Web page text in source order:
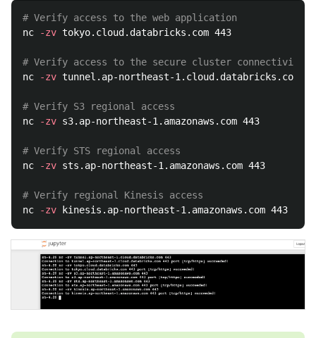
# Verify access to the web application
nc
-zv tokyo.cloud.databricks.com 443
# Verify access to the secure cluster connectivity
nc
-zv tunnel.ap-northeast-1.cloud.databricks.com
# Verify S3 regional access
nc
-zv s3.ap-northeast-1.amazonaws.com 443
# Verify STS regional access
nc
-zv sts.ap-northeast-1.amazonaws.com 443
# Verify regional Kinesis access
nc
-zv